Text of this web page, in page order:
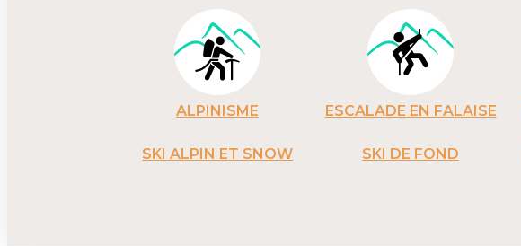
ALPINISME ESCALADE EN FALAISE
SKI ALPIN ET SNOW SKI DE FOND